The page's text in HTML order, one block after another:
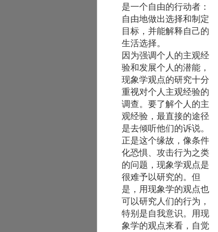
是一个自由的行动者：
自由地做出选择和制定
目标，并能解释自己的
生活选择。
因为强调个人的主观经
验和发展个人的潜能，
现象学观点的研究十分
重视对个人主观经验的
调查。要了解个人的主
观经验，最直接的途径
是去倾听他们的诉说。
正是这个缘故，像条件
化恐惧、攻击行为之类
的问题，现象学观点是
很难予以研究的。但
是，用现象学的观点也
可以研究人们的行为，
特别是自我意识。用现
象学的观点来看，自觉